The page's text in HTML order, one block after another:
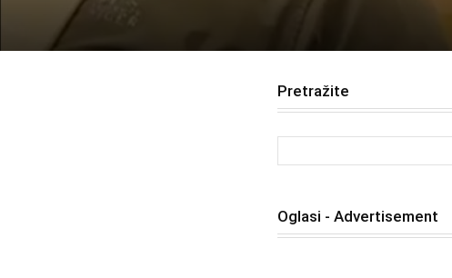
Pretražite
Oglasi - Advertisement